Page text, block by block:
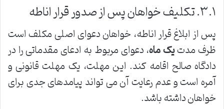
۳.۱. تکلیف خواهان پس از صدور قرار اناطه
پس از ابلاغ قرار اناطه، خواهان دعوای اصلی مکلف است
ظرف مدتیک ماه، دعوای مربوط به ادعای مقدماتی را در
دادگاه صالح اقامه کند. این مهلت، یک مهلت قانونی و
آمره است و عدم رعایت آن می تواند پیامدهای جدی برای
خواهان داشته باشد.